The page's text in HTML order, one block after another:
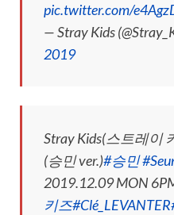
pic.twitter.com/
— Stray Kids
2019
Stray Kids(스트레이
(승민 ver.)#승민
2019.12.09 MON
키즈#Clé_LEVANTER